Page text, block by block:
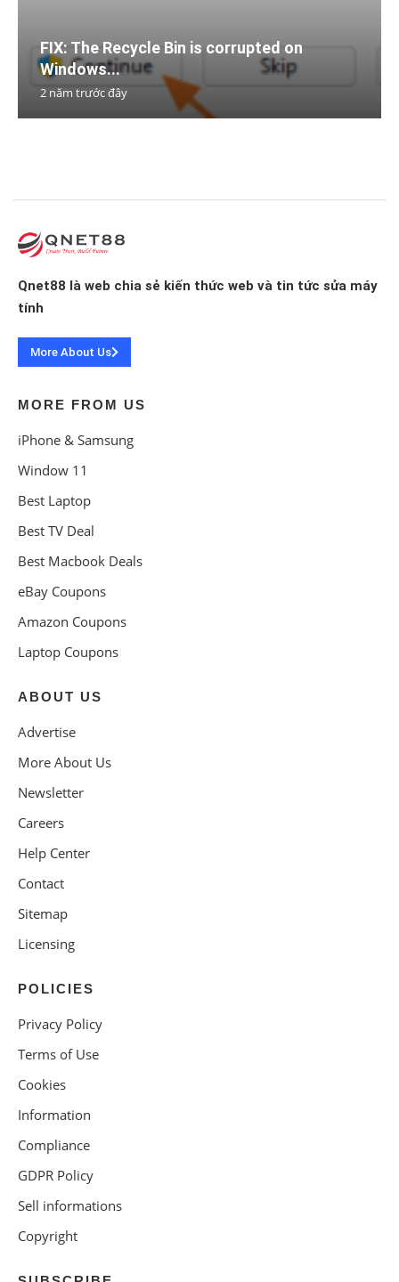
FIX: The Recycle Bin is corrupted on
Windows...
2 năm trước đây
Qnet88 là web chia sẻ kiến thức web và tin tức sửa máy
tính
More About Us
MORE FROM US
iPhone & Samsung
Window 11
Best Laptop
Best TV Deal
Best Macbook Deals
eBay Coupons
Amazon Coupons
Laptop Coupons
ABOUT US
Advertise
More About Us
Newsletter
Careers
Help Center
Contact
Sitemap
Licensing
POLICIES
Privacy Policy
Terms of Use
Cookies
Information
Compliance
GDPR Policy
Sell informations
Copyright